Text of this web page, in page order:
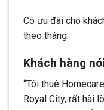
Có ưu đãi cho
theo tháng.
Khách hàng
“Tôi thuê
Royal City, rất hài